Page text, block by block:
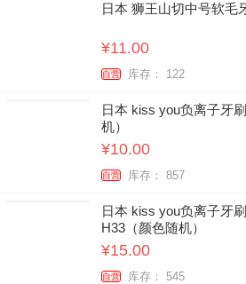
日本 狮王山切中号软毛
¥11.00
自营 库存： 122
日本 kiss you负离子牙
机）
¥10.00
自营 库存： 857
日本 kiss you负离子牙
H33（颜色随机）
¥15.00
自营 库存： 545